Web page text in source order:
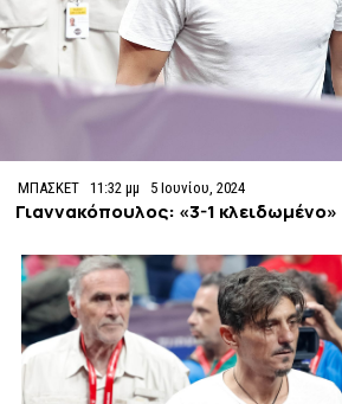
ΜΠΑΣΚΕΤ 11:32 μμ 5 Ιουνίου, 2024
Γιαννακόπουλος: «3-1